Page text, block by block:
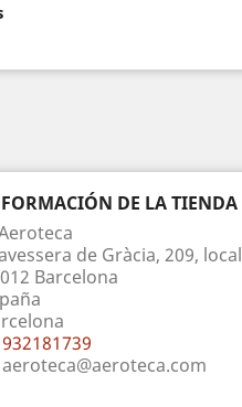
DE LA TIENDA
de Gràcia, 209, local
Barcelona
932181739
aeroteca@aeroteca.com